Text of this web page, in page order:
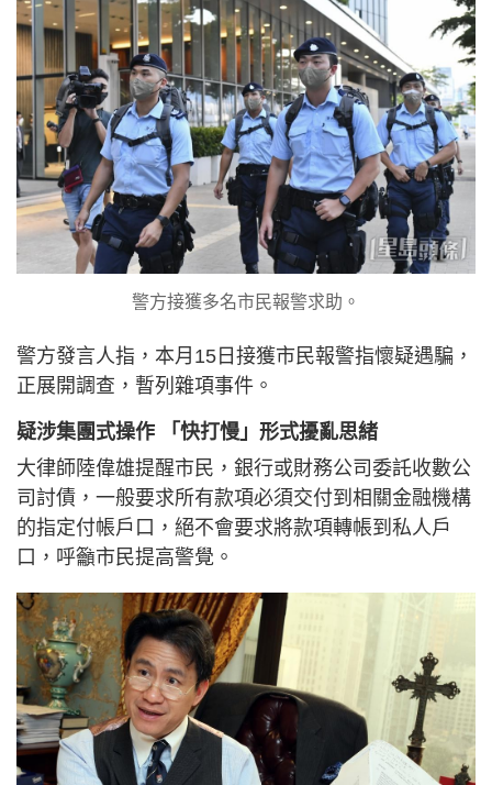
警方接獲多名市民報警求助。
警方發言人指，本月15日接獲市民報警指懷疑遇騙，
正展開調查，暫列雜項事件。
疑涉集團式操作 「快打慢」形式擾亂思緒
大律師陸偉雄提醒市民，銀行或財務公司委託收數公
司討債，一般要求所有款項必須交付到相關金融機構
的指定付帳戶口，絕不會要求將款項轉帳到私人戶
口，呼籲市民提高警覺。